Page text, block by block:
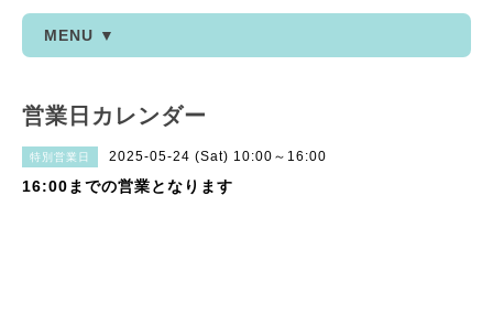
MENU ▼
営業日カレンダー
特別営業日 2025-05-24 (Sat) 10:00～16:00
16:00までの営業となります